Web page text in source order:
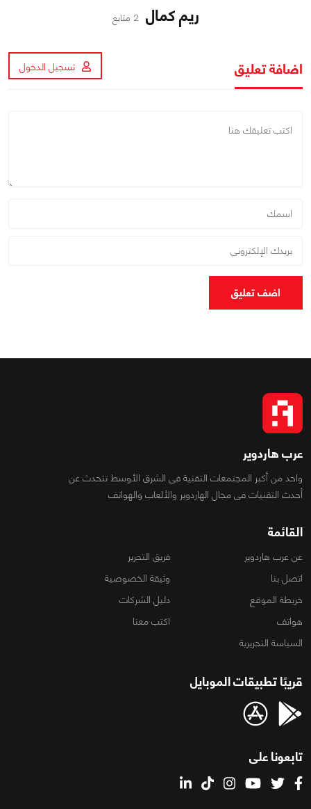
ريم كمال 2 متابع
اضافة تعليق تسجيل الدخول
اضف تعليق
عرب هاردوير
واحد من أكبر المجتمعات التقنية فى الشرق الأوسط تتحدث عن
أحدث التقنيات فى مجال الهاردوير والألعاب والهواتف
القائمة
عن عرب هاردوير
فريق التحرير
اتصل بنا
وثيقة الخصوصية
خريطة الموقع
دليل الشركات
هواتف
اكتب معنا
السياسة التحريرية
قريبًا تطبيقات الموبايل
تابعونا على